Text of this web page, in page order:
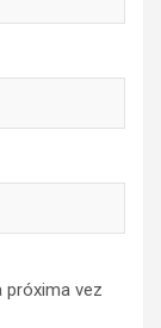
próxima vez